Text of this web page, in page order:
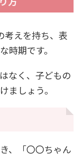
考えを持ち、表
時期です。
なく、子どもの
ましょう。
、「〇〇ちゃん